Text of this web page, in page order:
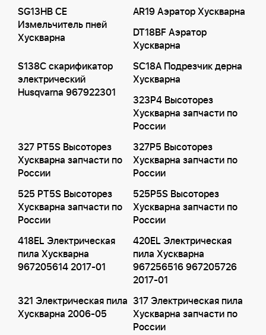
SG13HB CE
Измельчитель пней
Хускварна
AR19 Аэратор Хускварна
DT18BF Аэратор
Хускварна
S138C скарификатор
электрический
Husqvarna 967922301
SC18A Подрезчик дерна
Хускварна
323P4 Высоторез
Хускварна запчасти по
России
327 PT5S Высоторез
Хускварна запчасти по
России
327P5 Высоторез
Хускварна запчасти по
России
525 PT5S Высоторез
Хускварна запчасти по
России
525P5S Высоторез
Хускварна запчасти по
России
418EL Электрическая
пила Хускварна
967205614 2017-01
420EL Электрическая
пила Хускварна
967256516 967205726
2017-01
321 Электрическая пила
Хускварна 2006-05
317 Электрическая пила
Хускварна запчасти по
России